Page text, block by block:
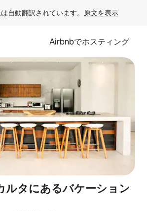
自動翻訳されています。 原文を表示
Airbnbでホスティング
ルタにあるバケーション